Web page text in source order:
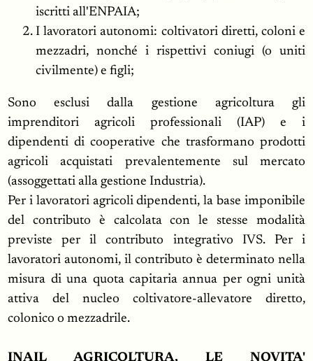
iscritti all'ENPAIA;
I lavoratori autonomi: coltivatori diretti, coloni e
mezzadri, nonché i rispettivi coniugi (o uniti
civilmente) e figli;
Sono esclusi dalla gestione agricoltura gli
imprenditori agricoli professionali (IAP) e i
dipendenti di cooperative che trasformano prodotti
agricoli acquistati prevalentemente sul mercato
(assoggettati alla gestione Industria).
Per i lavoratori agricoli dipendenti, la base imponibile
del contributo è calcolata con le stesse modalità
previste per il contributo integrativo IVS. Per i
lavoratori autonomi, il contributo è determinato nella
misura di una quota capitaria annua per ogni unità
attiva del nucleo coltivatore-allevatore diretto,
colonico o mezzadrile.
INAIL AGRICOLTURA, LE NOVITA'